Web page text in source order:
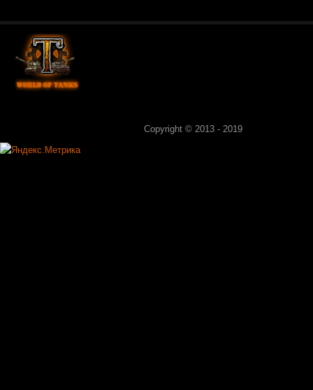
Copyright © 2013 - 2019